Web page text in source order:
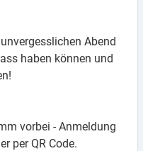
Abend
haben können und
vorbei - Anmeldung
per QR Code.